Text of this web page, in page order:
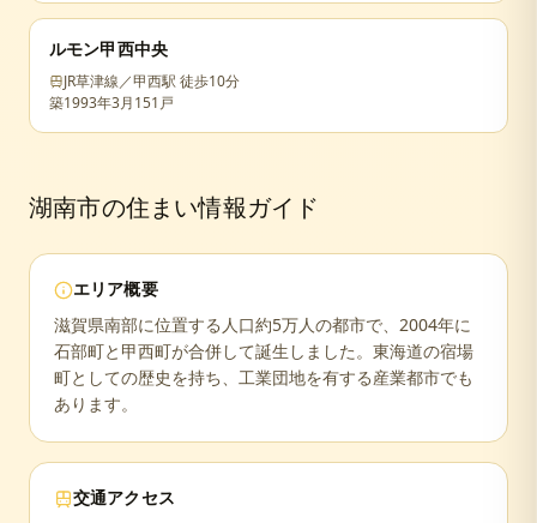
ルモン甲西中央
JR草津線／甲西駅 徒歩10分
築1993年3月151戸
湖南市の住まい情報ガイド
エリア概要
滋賀県南部に位置する人口約5万人の都市で、2004年に
石部町と甲西町が合併して誕生しました。東海道の宿場
町としての歴史を持ち、工業団地を有する産業都市でも
あります。
交通アクセス